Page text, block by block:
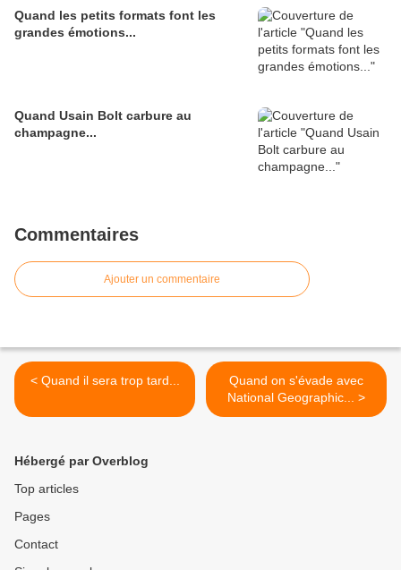
Quand les petits formats font les
grandes émotions...
Quand Usain Bolt carbure au
champagne...
Commentaires
Ajouter un commentaire
< Quand il sera trop tard...
Quand on s'évade avec
National Geographic... >
Hébergé par Overblog
Top articles
Pages
Contact